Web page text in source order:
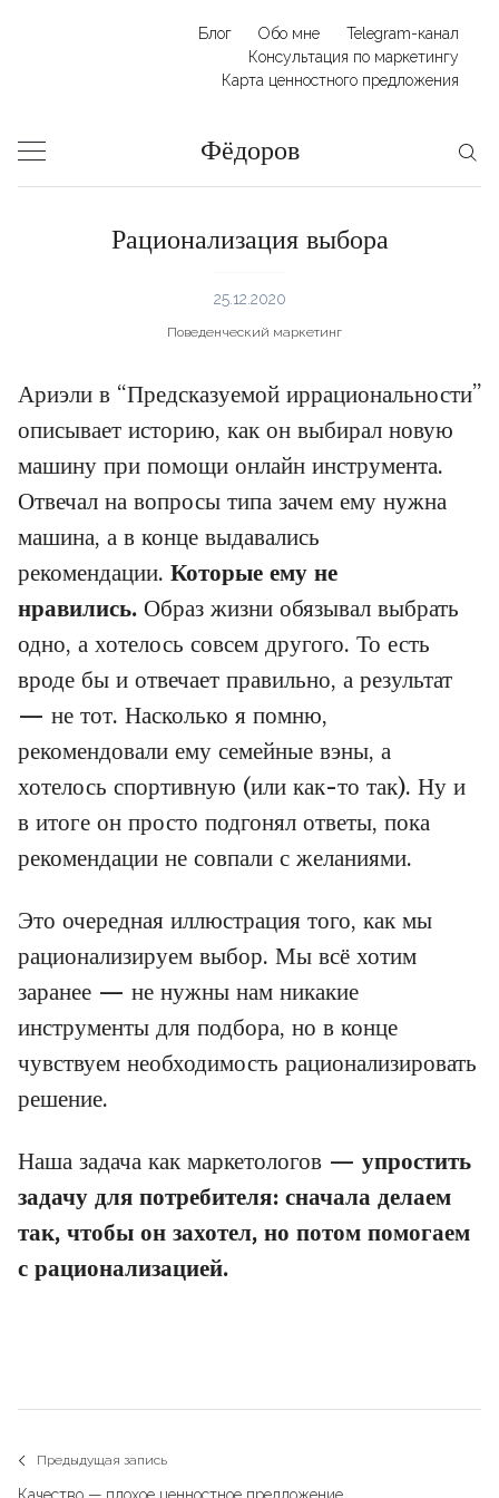
Блог Обо мне
Telegram-канал
Консультация по маркетингу
Карта ценностного предложения
Фёдоров
Рационализация выбора
25.12.2020
Поведенческий маркетинг
Ариэли в “Предсказуемой иррациональности”
описывает историю, как он выбирал новую
машину при помощи онлайн инструмента.
Отвечал на вопросы типа зачем ему нужна
машина, а в конце выдавались
рекомендации. Которые ему не
нравились. Образ жизни обязывал выбрать
одно, а хотелось совсем другого. То есть
вроде бы и отвечает правильно, а результат
— не тот. Насколько я помню,
рекомендовали ему семейные вэны, а
хотелось спортивную (или как-то так). Ну и
в итоге он просто подгонял ответы, пока
рекомендации не совпали с желаниями.
Это очередная иллюстрация того, как мы
рационализируем выбор. Мы всё хотим
заранее — не нужны нам никакие
инструменты для подбора, но в конце
чувствуем необходимость рационализировать
решение.
Наша задача как маркетологов — упростить
задачу для потребителя: сначала делаем
так, чтобы он захотел, но потом помогаем
с рационализацией.
Навигация
Предыдущая запись